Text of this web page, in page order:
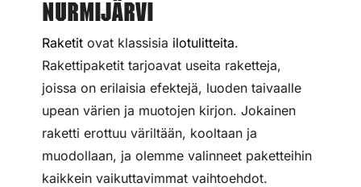
Nurmijärvi
Raketit ovat klassisia ilotulitteita.
Rakettipaketit tarjoavat useita raketteja,
joissa on erilaisia efektejä, luoden taivaalle
upean värien ja muotojen kirjon. Jokainen
raketti erottuu väriltään, kooltaan ja
muodollaan, ja olemme valinneet paketteihin
kaikkein vaikuttavimmat vaihtoehdot.